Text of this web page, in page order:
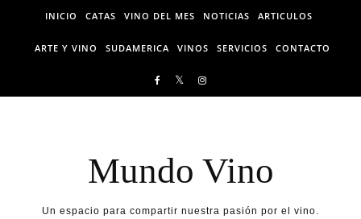
Skip to content
INICIO CATAS VINO DEL MES NOTICIAS ARTICULOS
ARTE Y VINO SUDAMERICA VINOS SERVICIOS CONTACTO
Mundo Vino
Un espacio para compartir nuestra pasión por el vino.